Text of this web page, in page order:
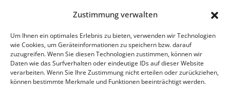
Zustimmung verwalten
Um Ihnen ein optimales Erlebnis zu bieten, verwenden wir Technologien
wie Cookies, um Geräteinformationen zu speichern bzw. darauf
zuzugreifen. Wenn Sie diesen Technologien zustimmen, können wir
Daten wie das Surfverhalten oder eindeutige IDs auf dieser Website
verarbeiten. Wenn Sie Ihre Zustimmung nicht erteilen oder zurückziehen,
können bestimmte Merkmale und Funktionen beeinträchtigt werden.
Tel.: 043 288 38 88
Kontakt Zürich
Bewerbung Zürich